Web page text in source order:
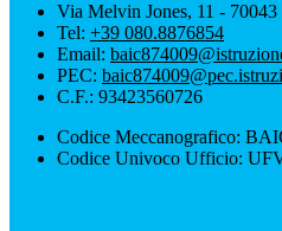
Via Melvin Jones, 11 -
Tel: +39 080.8876854
Email:
PEC:
C.F.: 93423560726
Codice Meccanografico:
Codice Univoco Ufficio: